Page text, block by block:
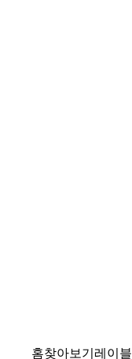
홈찾아보기레이블